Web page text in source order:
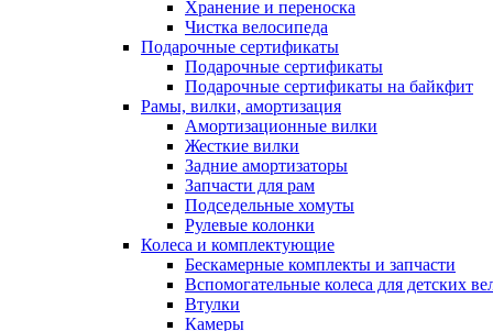
Хранение и переноска
Чистка велосипеда
Подарочные сертификаты
Подарочные сертификаты
Подарочные сертификаты на байкфит
Рамы, вилки, амортизация
Амортизационные вилки
Жесткие вилки
Задние амортизаторы
Запчасти для рам
Подседельные хомуты
Рулевые колонки
Колеса и комплектующие
Бескамерные комплекты и запчасти
Вспомогательные колеса для детских
Втулки
Камеры